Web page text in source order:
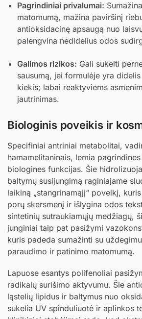
Pagrindiniai privalumai:
matomumą, mažina paviršinį
antioksidacinę apsaugą nuo
palengvina nedidelius odos
Galimos rizikos: Gali sukelti
sausumą, jei formulėje yra didelis
kiekis; labai reaktyviems
jautrinimas.
Biologinis poveikis ir
Specifiniai antriniai metabolitai,
hamamelitaninais, lemia
biologines funkcijas. Šie
baltymų susijungimą raginiajame
laikiną „stangrinamąjį“ poveikį,
porų skersmenį ir išlygina odos
sintetinių sutraukiamųjų medžiagų,
junginiai taip pat pasižymi
kuris padeda sumažinti su
paraudimo ir patinimo matomumą.
Lapuose esantys polifenoliai
radikalų surišimo aktyvumu. Šie
ląstelių lipidus ir baltymus nuo
sukelia UV spinduliuotė ir aplinkos